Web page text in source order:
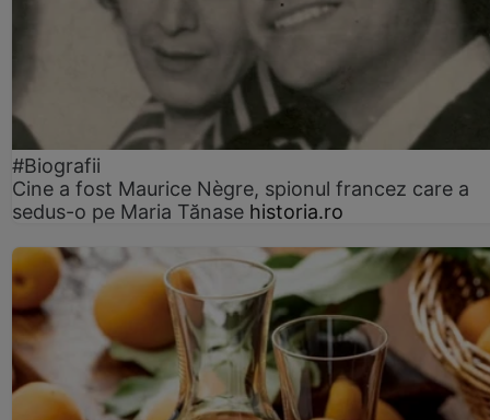
#Biografii
Cine a fost Maurice Nègre, spionul francez care a
sedus-o pe Maria Tănase historia.ro